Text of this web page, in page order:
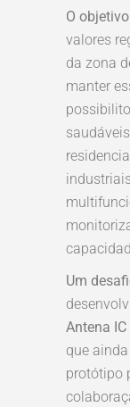
O
valores
da zona
manter
Um
Antena IC
que
protótipo